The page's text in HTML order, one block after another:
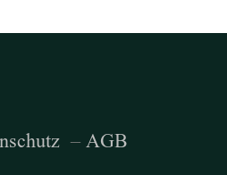
– AGB